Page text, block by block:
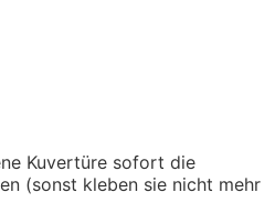
Kuvertüre sofort die
(sonst kleben sie nicht mehr